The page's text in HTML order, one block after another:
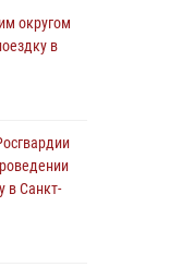
в Пензе
в
округом
в
в Санкт-